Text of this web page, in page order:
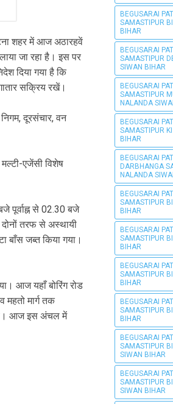
शहर में आज अठारहवें
जा रहा है। इस पर
दिया गया है कि
सक्रिय रखें।
दूरसंचार, वन
एजेंसी विशेष
पूर्वाह्न से 02.30 बजे
तरफ से अस्थायी
बाँस जब्त किया गया।
आज यहाँ बोरिंग रोड
महतो मार्ग तक
आज इस अंचल में
BEGUSARAI
SAMASTIPUR
BIHAR
BEGUSARAI
SAMASTIPUR
SIWAN BIHAR
BEGUSARAI
SAMASTIPUR
NALANDA
BEGUSARAI
SAMASTIPUR
BIHAR
BEGUSARAI
DARBHANGA
NALANDA
BEGUSARAI
SAMASTIPUR
BIHAR
BEGUSARAI
SAMASTIPUR
BIHAR
BEGUSARAI
SAMASTIPUR
BIHAR
BEGUSARAI
SAMASTIPUR
BIHAR
BEGUSARAI
SAMASTIPUR
SIWAN BIHAR
BEGUSARAI
SAMASTIPUR
SIWAN BIHAR